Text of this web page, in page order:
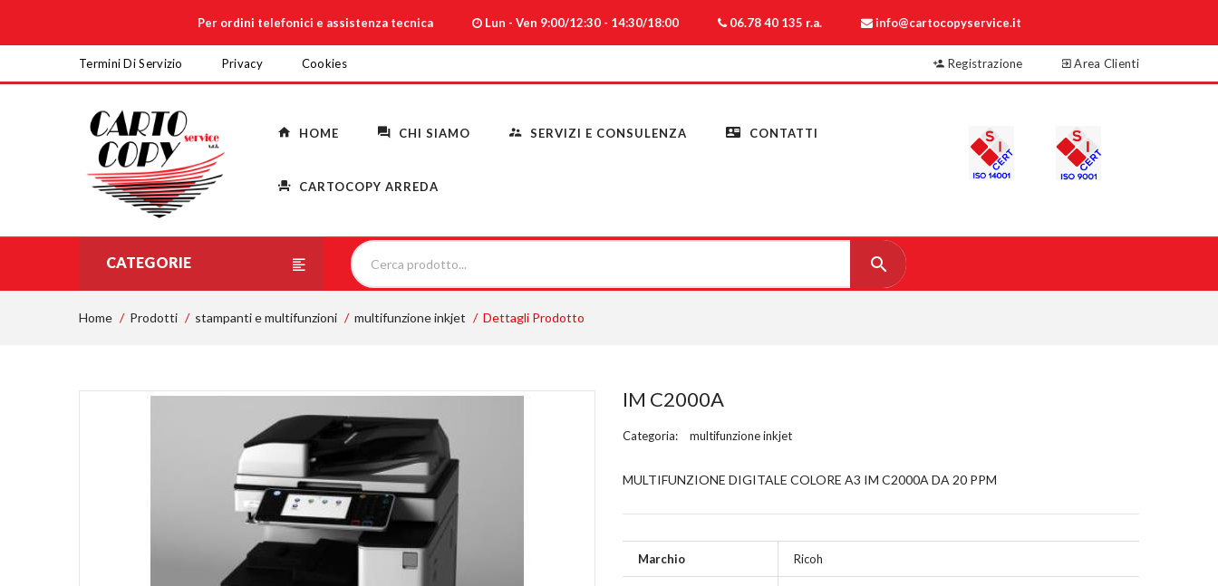
Per ordini telefonici e assistenza tecnica Lun - Ven 9:00/12:30 - 14:30/18:00 06.78 40 135 r.a. info@cartocopyservice.it
Termini Di Servizio Privacy Cookies Registrazione Area Clienti
HOME CHI SIAMO SERVIZI E CONSULENZA CONTATTI
CARTOCOPY ARREDA
CATEGORIE
Home Prodotti stampanti e multifunzioni multifunzione inkjet Dettagli Prodotto
IM C2000A
Categoria: multifunzione inkjet
MULTIFUNZIONE DIGITALE COLORE A3 IM C2000A DA 20 PPM
Marchio Ricoh